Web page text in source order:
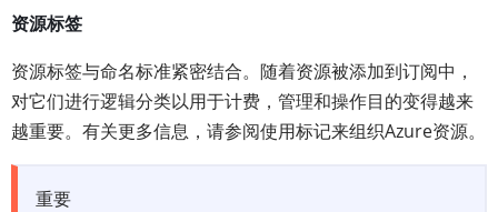
资源标签
资源标签与命名标准紧密结合。随着资源被添加到订阅中，
对它们进行逻辑分类以用于计费，管理和操作目的变得越来
越重要。有关更多信息，请参阅使用标记来组织Azure资源。
重要